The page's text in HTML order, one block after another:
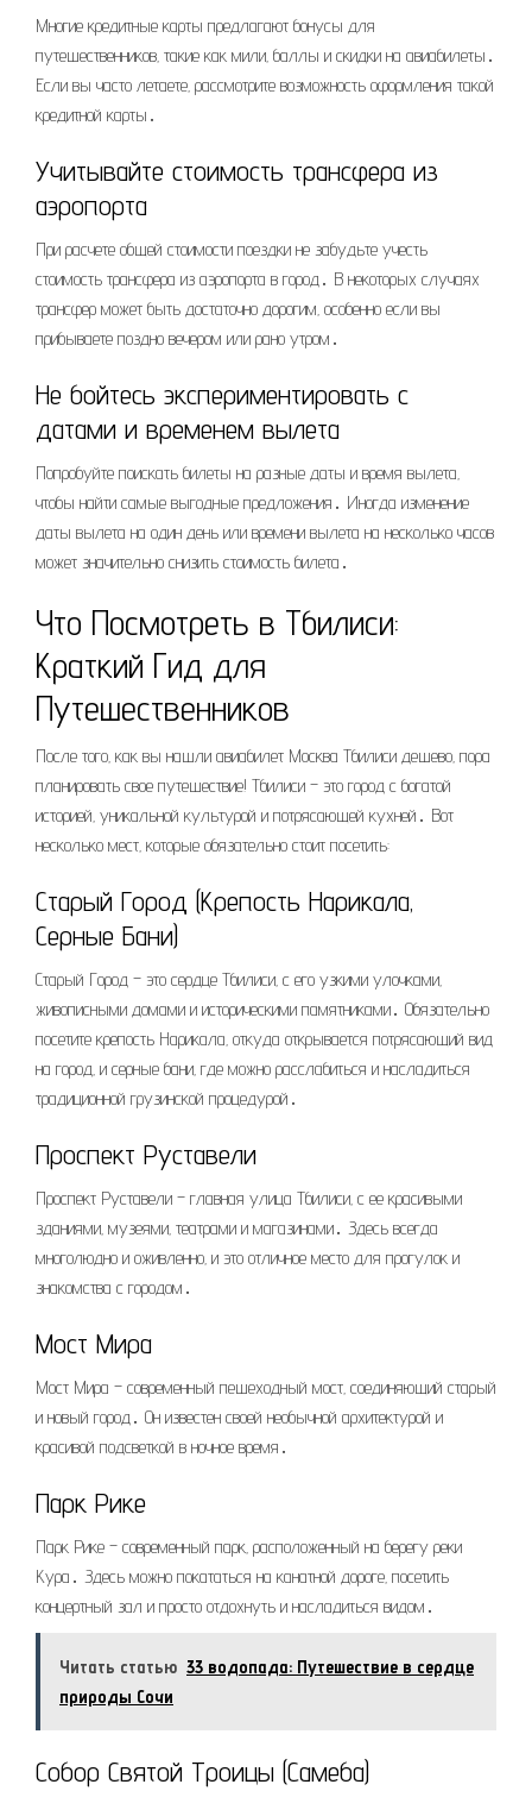
Многие кредитные карты предлагают бонусы для
путешественников‚ такие как мили‚ баллы и скидки на авиабилеты․
Если вы часто летаете‚ рассмотрите возможность оформления такой
кредитной карты․
Учитывайте стоимость трансфера из
аэропорта
При расчете общей стоимости поездки не забудьте учесть
стоимость трансфера из аэропорта в город․ В некоторых случаях
трансфер может быть достаточно дорогим‚ особенно если вы
прибываете поздно вечером или рано утром․
Не бойтесь экспериментировать с
датами и временем вылета
Попробуйте поискать билеты на разные даты и время вылета‚
чтобы найти самые выгодные предложения․ Иногда изменение
даты вылета на один день или времени вылета на несколько часов
может значительно снизить стоимость билета․
Что Посмотреть в Тбилиси:
Краткий Гид для
Путешественников
После того‚ как вы нашли авиабилет Москва Тбилиси дешево‚ пора
планировать свое путешествие! Тбилиси – это город с богатой
историей‚ уникальной культурой и потрясающей кухней․ Вот
несколько мест‚ которые обязательно стоит посетить:
Старый Город (Крепость Нарикала‚
Серные Бани)
Старый Город – это сердце Тбилиси‚ с его узкими улочками‚
живописными домами и историческими памятниками․ Обязательно
посетите крепость Нарикала‚ откуда открывается потрясающий вид
на город‚ и серные бани‚ где можно расслабиться и насладиться
традиционной грузинской процедурой․
Проспект Руставели
Проспект Руставели – главная улица Тбилиси‚ с ее красивыми
зданиями‚ музеями‚ театрами и магазинами․ Здесь всегда
многолюдно и оживленно‚ и это отличное место для прогулок и
знакомства с городом․
Мост Мира
Мост Мира – современный пешеходный мост‚ соединяющий старый
и новый город․ Он известен своей необычной архитектурой и
красивой подсветкой в ночное время․
Парк Рике
Парк Рике – современный парк‚ расположенный на берегу реки
Кура․ Здесь можно покататься на канатной дороге‚ посетить
концертный зал и просто отдохнуть и насладиться видом․
Читать статью 33 водопада: Путешествие в сердце
природы Сочи
Собор Святой Троицы (Самеба)